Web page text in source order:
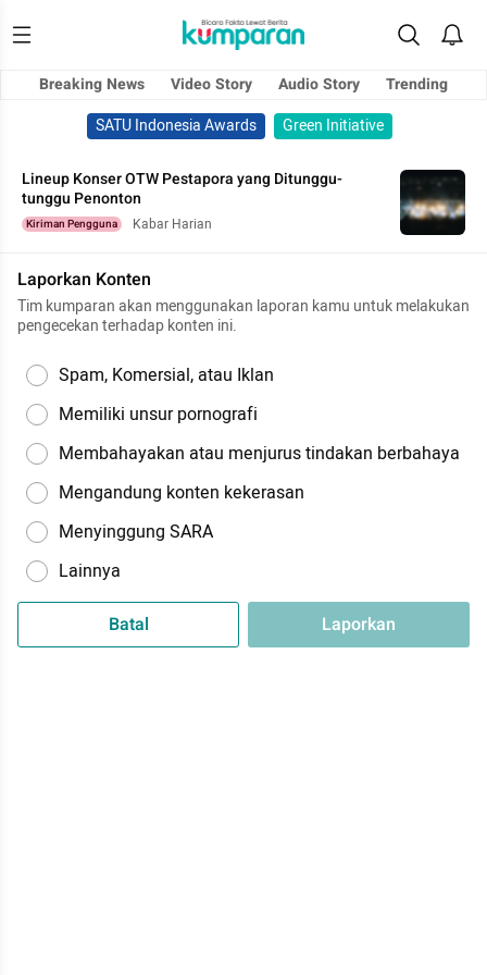
Breaking News Video Story Audio Story
Trending
SATU Indonesia Awards
Green Initiative
Lineup Konser OTW Pestapora yang Ditunggu-
tunggu Penonton
Kiriman Pengguna Kabar Harian
Laporkan Konten
Tim kumparan akan menggunakan laporan kamu untuk melakukan
pengecekan terhadap konten ini.
Spam, Komersial, atau Iklan
Memiliki unsur pornografi
Membahayakan atau menjurus tindakan berbahaya
Mengandung konten kekerasan
Menyinggung SARA
Lainnya
Batal Laporkan